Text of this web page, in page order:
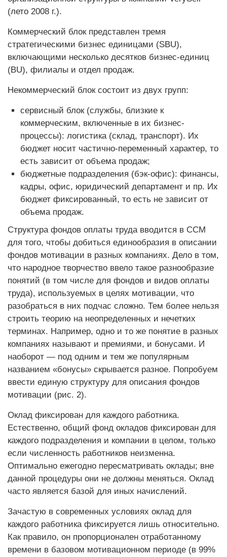
(лето 2008 г.).
Коммерческий блок представлен тремя
стратегическими бизнес единицами (SBU),
включающими несколько десятков бизнес-единиц
(BU), филиалы и отдел продаж.
Некоммерческий блок состоит из двух групп:
сервисный блок (службы, близкие к
коммерческим, включенные в их бизнес-
процессы): логистика (склад, транспорт). Их
бюджет носит частично-переменный характер, то
есть зависит от объема продаж;
бюджетные подразделения (бэк-офис): финансы,
кадры, офис, юридический департамент и пр. Их
бюджет фиксированный, то есть не зависит от
объема продаж.
Структура фондов оплаты труда вводится в ССМ
для того, чтобы добиться единообразия в описании
фондов мотивации в разных компаниях. Дело в том,
что народное творчество ввело такое разнообразие
понятий (в том числе для фондов и видов оплаты
труда), используемых в целях мотивации, что
разобраться в них подчас сложно. Тем более нельзя
строить теорию на неопределенных и нечетких
терминах. Например, одно и то же понятие в разных
компаниях называют и премиями, и бонусами. И
наоборот — под одним и тем же популярным
названием «бонусы» скрывается разное. Попробуем
ввести единую структуру для описания фондов
мотивации (рис. 2).
Оклад фиксирован для каждого работника.
Естественно, общий фонд окладов фиксирован для
каждого подразделения и компании в целом, только
если численность работников неизменна.
Оптимально ежегодно пересматривать оклады; вне
данной процедуры они не должны меняться. Оклад
часто является базой для иных начислений.
Зачастую в современных условиях оклад для
каждого работника фиксируется лишь относительно.
Как правило, он пропорционален отработанному
времени в базовом мотивационном периоде (в 99%